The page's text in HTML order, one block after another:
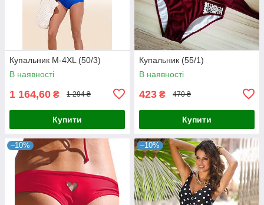
Купальник М-4XL (50/3)
В наявності
1 164,60 ₴ 1 294 ₴
Купити
Купальник (55/1)
В наявності
423 ₴ 470 ₴
Купити
–10% –10%